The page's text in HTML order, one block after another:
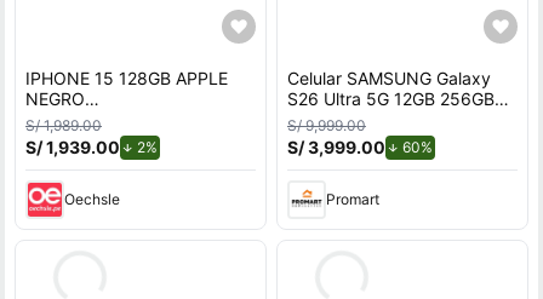
IPHONE 15 128GB APPLE
NEGRO
REACONDICIONADO
S/ 1,989.00
S/ 1,939.00 2%
Oechsle
Celular SAMSUNG Galaxy
S26 Ultra 5G 12GB 256GB
Azul
S/ 9,999.00
S/ 3,999.00 60%de descuento.
Promart